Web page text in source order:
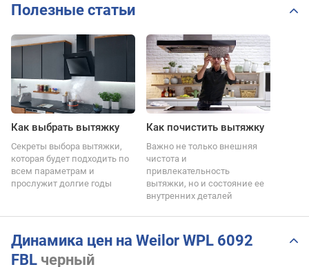
Полезные статьи
Как выбрать вытяжку
Секреты выбора вытяжки,
которая будет подходить по
всем параметрам и
прослужит долгие годы
Как почистить вытяжку
Важно не только внешняя
чистота и
привлекательность
вытяжки, но и состояние ее
внутренних деталей
Динамика цен на Weilor WPL 6092
FBL черный